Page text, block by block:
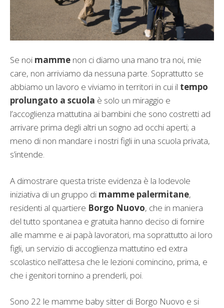
Se noi mamme non ci diamo una mano tra noi, mie
care, non arriviamo da nessuna parte. Soprattutto se
abbiamo un lavoro e viviamo in territori in cui il tempo
prolungato a scuola è solo un miraggio e
l’accoglienza mattutina ai bambini che sono costretti ad
arrivare prima degli altri un sogno ad occhi aperti; a
meno di non mandare i nostri figli in una scuola privata,
s’intende.
A dimostrare questa triste evidenza è la lodevole
iniziativa di un gruppo di mamme palermitane,
residenti al quartiere Borgo Nuovo, che in maniera
del tutto spontanea e gratuita hanno deciso di fornire
alle mamme e ai papà lavoratori, ma soprattutto ai loro
figli, un servizio di accoglienza mattutino ed extra
scolastico nell’attesa che le lezioni comincino, prima, e
che i genitori tornino a prenderli, poi.
Sono 22 le mamme baby sitter di Borgo Nuovo e si